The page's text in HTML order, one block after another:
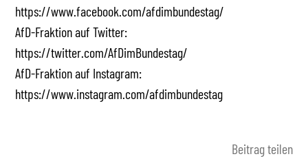
https://www.facebook.com/afdimbundestag/
AfD-Fraktion auf Twitter:
https://twitter.com/AfDimBundestag/
AfD-Fraktion auf Instagram:
https://www.instagram.com/afdimbundestag
Beitrag teilen